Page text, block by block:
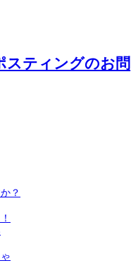
？